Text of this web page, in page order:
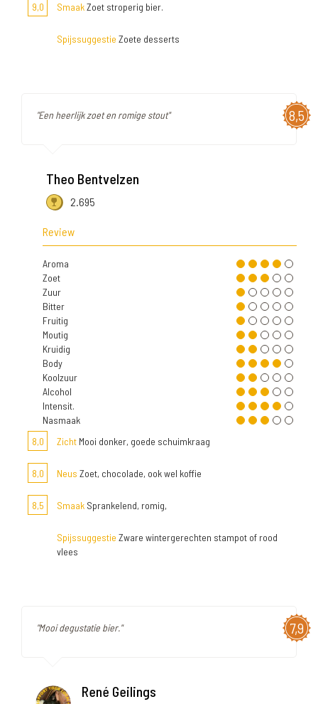
9,0 SmaakZoet stroperig bier.
Spijssuggestie Zoete desserts
8,5
"Een heerlijk zoet en romige stout"
Theo Bentvelzen
2.695
Review
Aroma
Zoet
Zuur
Bitter
Fruitig
Moutig
Kruidig
Body
Koolzuur
Alcohol
Intensit.
Nasmaak
8,0
Zicht Mooi donker, goede schuimkraag
8,0 Neus Zoet, chocolade, ook wel koffie
8,5 Smaak Sprankelend, romig,
Spijssuggestie Zware wintergerechten stampot of rood
vlees
7,9
"Mooi degustatie bier."
René Geilings